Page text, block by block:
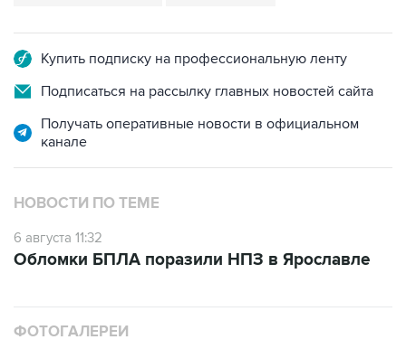
Купить подписку на профессиональную ленту
Подписаться на рассылку главных новостей сайта
Получать оперативные новости в официальном
канале
НОВОСТИ ПО ТЕМЕ
6 августа 11:32
Обломки БПЛА поразили НПЗ в Ярославле
ФОТОГАЛЕРЕИ